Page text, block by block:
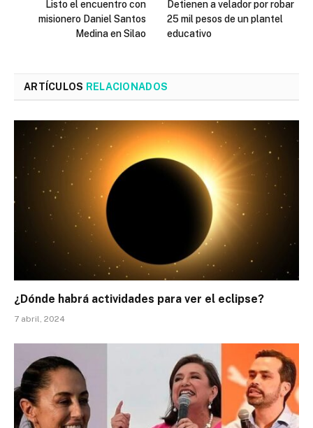
Listo el encuentro con
misionero Daniel Santos
Medina en Silao
Detienen a velador por robar
25 mil pesos de un plantel
educativo
ARTÍCULOS RELACIONADOS
¿Dónde habrá actividades para ver el eclipse?
7 abril, 2024